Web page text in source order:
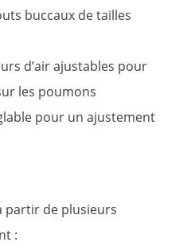
buccaux de tailles
d’air ajustables pour
les poumons
pour un ajustement
partir de plusieurs
: